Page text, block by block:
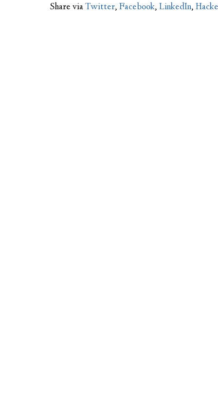
Share viaTwitter,Facebook,LinkedIn,